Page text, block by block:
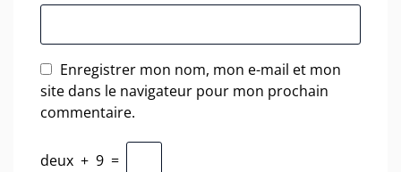
Enregistrer mon nom, mon e-mail et mon
site dans le navigateur pour mon prochain
commentaire.
deux + 9 =